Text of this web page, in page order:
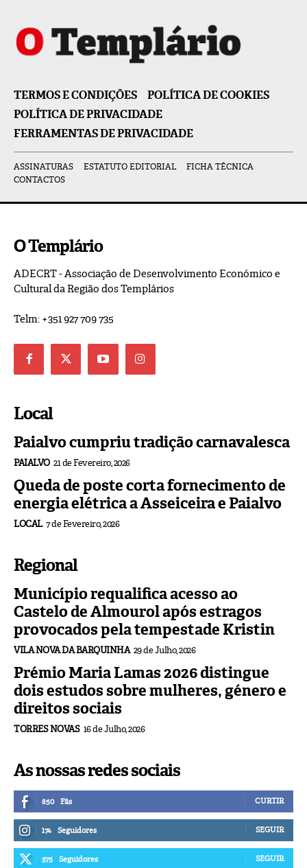
TERMOS E CONDIÇÕES
POLÍTICA DE COOKIES
POLÍTICA DE PRIVACIDADE
FERRAMENTAS DE PRIVACIDADE
ASSINATURAS ESTATUTO EDITORIAL
FICHA TÉCNICA
CONTACTOS
O Templário
ADECRT - Associação de Desenvolvimento Económico e
Cultural da Região dos Templários
Telm: +351 927 709 735
Local
Paialvo cumpriu tradição carnavalesca
PAIALVO 21 de Fevereiro, 2026
Queda de poste corta fornecimento de
energia elétrica a Asseiceira e Paialvo
LOCAL 7 de Fevereiro, 2026
Regional
Município requalifica acesso ao
Castelo de Almourol após estragos
provocados pela tempestade Kristin
VILA NOVA DA BARQUINHA 29 de Julho, 2026
Prémio Maria Lamas 2026 distingue
dois estudos sobre mulheres, género e
direitos sociais
TORRES NOVAS 16 de Julho, 2026
As nossas redes sociais
850 Fãs CURTIR
174 Seguidores SEGUIR
575 Seguidores SEGUIR